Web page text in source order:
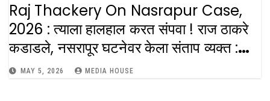
Raj Thackery On Nasrapur Case,
2026 : त्याला हालहाल करत संपवा ! राज ठाकरे
कडाडले, नसरापूर घटनेवर केला संताप व्यक्त :
Nasrapur Child Murder: Raj
MAY 5, 2026 MEDIA HOUSE